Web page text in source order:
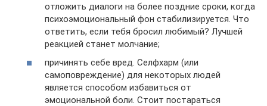
отложить диалоги на более поздние сроки, когда
психоэмоциональный фон стабилизируется. Что
ответить, если тебя бросил любимый? Лучшей
реакцией станет молчание;
причинять себе вред. Селфхарм (или
самоповреждение) для некоторых людей
является способом избавиться от
эмоциональной боли. Стоит постараться